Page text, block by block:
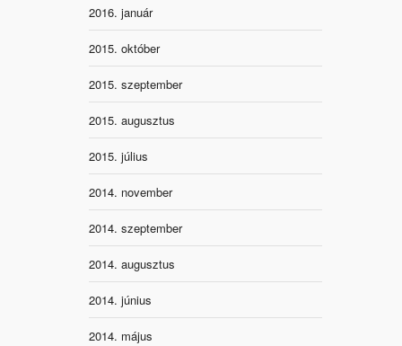
2016. január
2015. október
2015. szeptember
2015. augusztus
2015. július
2014. november
2014. szeptember
2014. augusztus
2014. június
2014. május